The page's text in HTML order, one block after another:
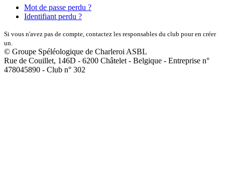
Mot de passe perdu ?
Identifiant perdu ?
Si vous n'avez pas de compte, contactez les responsables du club pour en créer
un.
© Groupe Spéléologique de Charleroi ASBL
Rue de Couillet, 146D - 6200 Châtelet - Belgique - Entreprise n°
478045890 - Club n° 302